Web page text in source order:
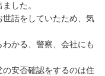
した。
話をしていたため、気
かる、警察、会社にも
安否確認をするのは住